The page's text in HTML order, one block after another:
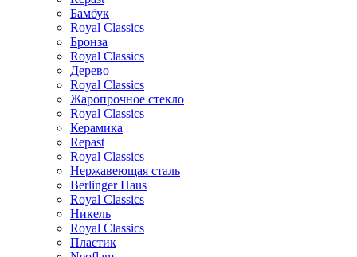
Бамбук
Royal Classics
Бронза
Royal Classics
Дерево
Royal Classics
Жаропрочное стекло
Royal Classics
Керамика
Repast
Royal Classics
Нержавеющая сталь
Berlinger Haus
Royal Classics
Никель
Royal Classics
Пластик